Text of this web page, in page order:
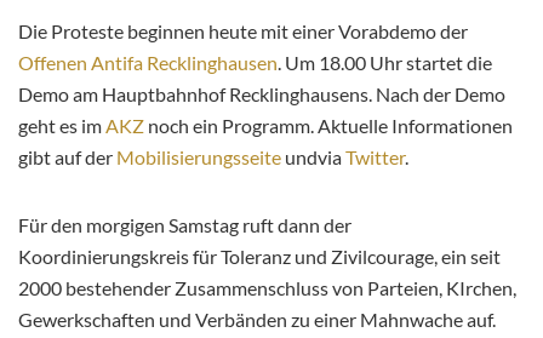
Die Proteste beginnen heute mit einer Vorabdemo der
Offenen Antifa Recklinghausen. Um 18.00 Uhr startet die
Demo am Hauptbahnhof Recklinghausens. Nach der Demo
geht es imAKZ noch ein Programm. Aktuelle Informationen
gibt auf der Mobilisierungsseite undviaTwitter.
Für den morgigen Samstag ruft dann der
Koordinierungskreis für Toleranz und Zivilcourage, ein seit
2000 bestehender Zusammenschluss von Parteien, KIrchen,
Gewerkschaften und Verbänden zu einer Mahnwache auf.